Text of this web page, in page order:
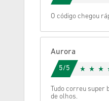
Cancelar
O código chegou
Aurora
5/5
Tudo correu super
de olhos.